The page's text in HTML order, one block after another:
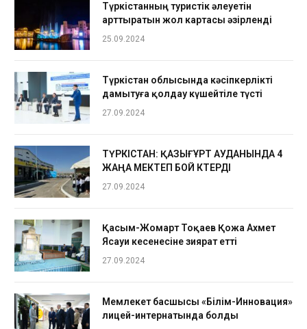
Түркістанның туристік әлеуетін
арттыратын жол картасы әзірленді
25.09.2024
Түркістан облысында кәсіпкерлікті
дамытуға қолдау күшейтіле түсті
27.09.2024
ТҮРКІСТАН: ҚАЗЫҒҰРТ АУДАНЫНДА 4
ЖАҢА МЕКТЕП БОЙ КӨТЕРДІ
27.09.2024
Қасым-Жомарт Тоқаев Қожа Ахмет
Ясауи кесенесіне зиярат етті
27.09.2024
Мемлекет басшысы «Білім-Инновация»
лицей-интернатында болды